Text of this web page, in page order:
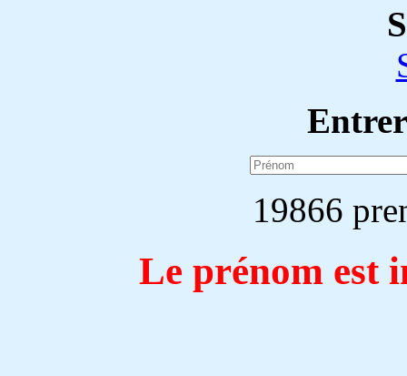
19866
Le prénom est